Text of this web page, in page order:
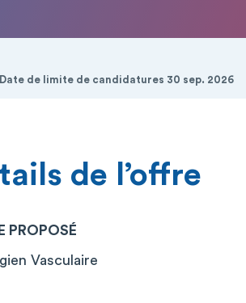
Date de limite de candidatures 30 sep. 2026
de l’offre
PROPOSÉ
Vasculaire